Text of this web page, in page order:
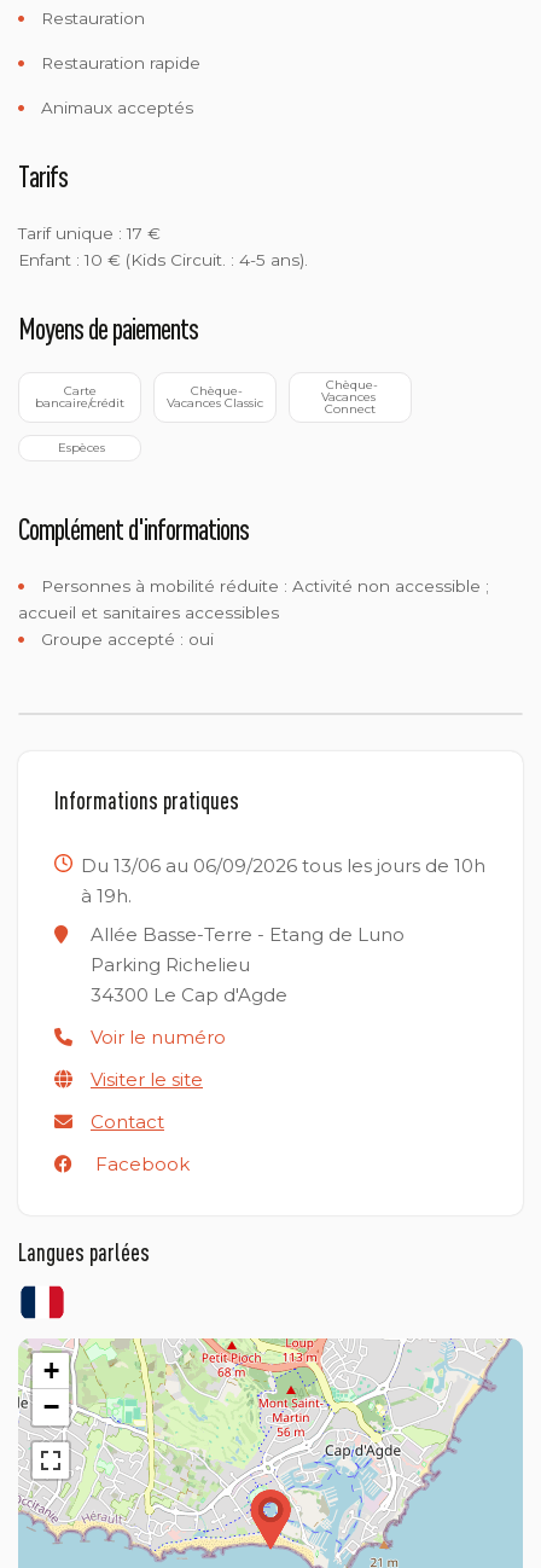
Restauration
Restauration rapide
Animaux acceptés
Tarifs
Tarif unique : 17 €
Enfant : 10 € (Kids Circuit. : 4-5 ans).
Moyens de paiements
bancaire/crédit Vacances Classic Vacances
Connect
Espèces
Complément d'informations
Personnes à mobilité réduite : Activité non accessible ;
accueil et sanitaires accessibles
Groupe accepté : oui
Informations pratiques
Du 13/06 au 06/09/2026 tous les jours de 10h
à 19h.
Allée Basse-Terre - Etang de Luno
Parking Richelieu
34300 Le Cap d'Agde
Voir le numéro
Visiter le site
Contact
Facebook
Langues parlées
+
−